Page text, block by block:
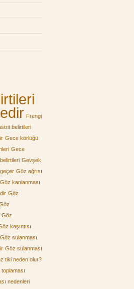
Frengi
belirtileri
Gece körlüğü
Gece
Gevşek
geçer Göz ağrısı
Göz kanlanması
Göz
Göz
kaşıntısı
Göz sulanması
Göz sulanması
tiki neden olur?
nedenleri